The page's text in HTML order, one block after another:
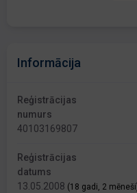
Informācija
Reģistrācijas
numurs
40103169807
Reģistrācijas
datums
13.05.2008 (18 gadi, 2